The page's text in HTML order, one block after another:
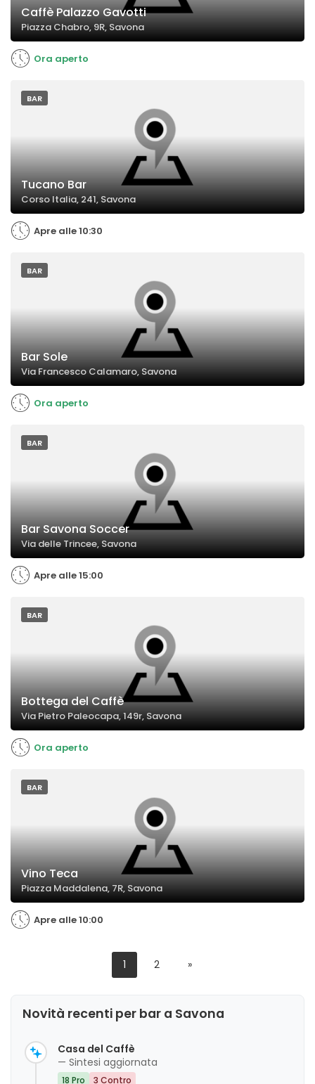
Caffè Palazzo Gavotti
Piazza Chabro, 9R, Savona
Ora aperto
BAR
Tucano Bar
Corso Italia, 241, Savona
Apre alle 10:30
BAR
Bar Sole
Via Francesco Calamaro, Savona
Ora aperto
BAR
Bar Savona Soccer
Via delle Trincee, Savona
Apre alle 15:00
BAR
Bottega del Caffè
Via Pietro Paleocapa, 149r, Savona
Ora aperto
BAR
Vino Teca
Piazza Maddalena, 7R, Savona
Apre alle 10:00
1 2 »
Novità recenti per bar a Savona
Casa del Caffè
— Sintesi aggiornata
18 Pro 3 Contro